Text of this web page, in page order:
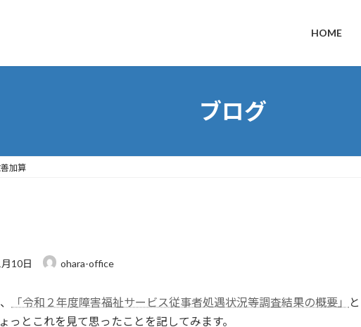
HOME
ブログ
加算
10日 ohara-office
「令和２年度障害福祉サービス従事者処遇状況等調査結果の概要」
と
っとこれを見て思ったことを記してみます。